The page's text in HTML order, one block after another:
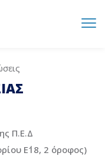
Π.Ε.Δ
Ε΄18, 2 όροφος)